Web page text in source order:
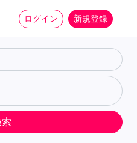
ログイン 新規登録